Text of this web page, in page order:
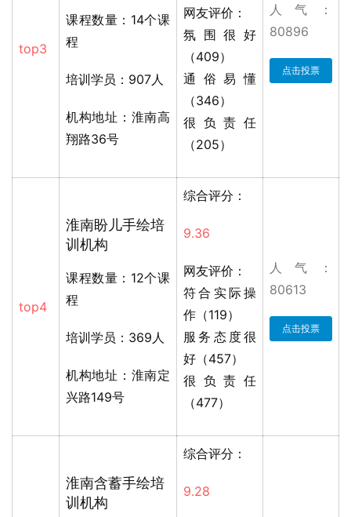
top3
课程数量：14个课
程
培训学员：907人
机构地址：淮南高
翔路36号
网友评价：
氛围很好
（409）
通俗易懂
（346）
很负责任
（205）
人气：
80896
点击投票
top4
淮南盼儿手绘培
训机构
课程数量：12个课
程
培训学员：369人
机构地址：淮南定
兴路149号
综合评分：
9.36
网友评价：
符合实际操
作（119）
服务态度很
好（457）
很负责任
（477）
人气：
80613
点击投票
淮南含蓄手绘培
训机构
综合评分：
9.28